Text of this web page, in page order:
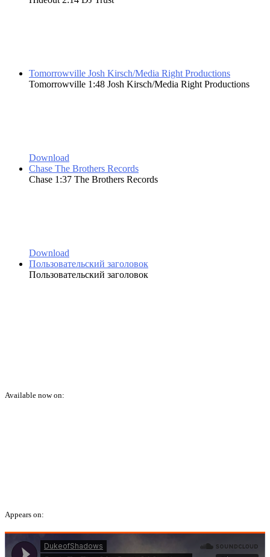
Tomorrowville Josh Kirsch/Media Right Productions
Tomorrowville 1:48 Josh Kirsch/Media Right Productions
Download
Chase The Brothers Records
Chase 1:37 The Brothers Records
Download
Пользовательский заголовок
Пользовательский заголовок
Available now on:
Appears on: